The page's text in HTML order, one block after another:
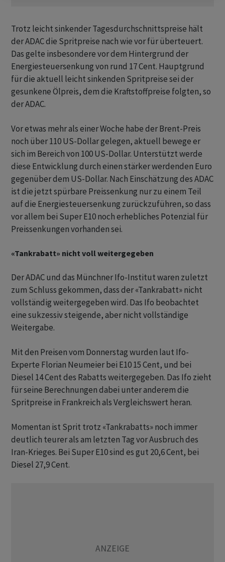
Trotz leicht sinkender Tagesdurchschnittspreise hält
der ADAC die Spritpreise nach wie vor für überteuert.
Das gelte insbesondere vor dem Hintergrund der
Energiesteuersenkung von rund 17 Cent. Hauptgrund
für die aktuell leicht sinkenden Spritpreise sei der
gesunkene Ölpreis, dem die Kraftstoffpreise folgten, so
der ADAC.
Vor etwas mehr als einer Woche habe der Brent-Preis
noch über 110 US-Dollar gelegen, aktuell bewege er
sich im Bereich von 100 US-Dollar. Unterstützt werde
diese Entwicklung durch einen stärker werdenden Euro
gegenüber dem US-Dollar. Nach Einschätzung des ADAC
ist die jetzt spürbare Preissenkung nur zu einem Teil
auf die Energiesteuersenkung zurückzuführen, so dass
vor allem bei Super E10 noch erhebliches Potenzial für
Preissenkungen vorhanden sei.
«Tankrabatt» nicht voll weitergegeben
Der ADAC und das Münchner Ifo-Institut waren zuletzt
zum Schluss gekommen, dass der «Tankrabatt» nicht
vollständig weitergegeben wird. Das Ifo beobachtet
eine sukzessiv steigende, aber nicht vollständige
Weitergabe.
Mit den Preisen vom Donnerstag wurden laut Ifo-
Experte Florian Neumeier bei E10 15 Cent, und bei
Diesel 14 Cent des Rabatts weitergegeben. Das Ifo zieht
für seine Berechnungen dabei unter anderem die
Spritpreise in Frankreich als Vergleichswert heran.
Momentan ist Sprit trotz «Tankrabatts» noch immer
deutlich teurer als am letzten Tag vor Ausbruch des
Iran-Krieges. Bei Super E10 sind es gut 20,6 Cent, bei
Diesel 27,9 Cent.